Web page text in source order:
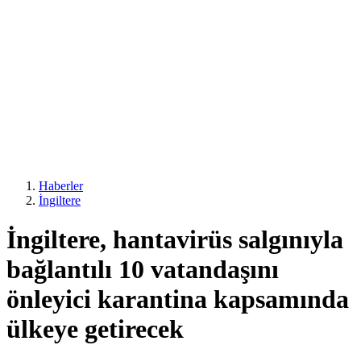
Haberler
İngiltere
İngiltere, hantavirüs salgınıyla
bağlantılı 10 vatandaşını
önleyici karantina kapsamında
ülkeye getirecek